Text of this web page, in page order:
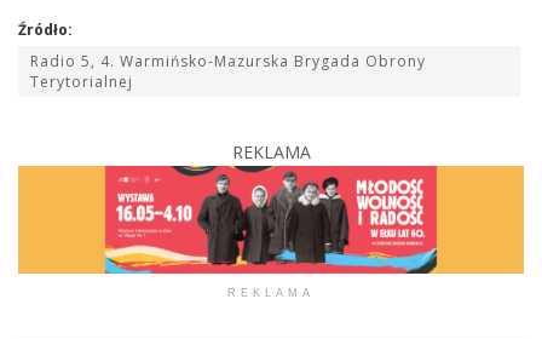
Źródło:
Radio 5, 4. Warmińsko-Mazurska Brygada Obrony
Terytorialnej
REKLAMA
REKLAMA